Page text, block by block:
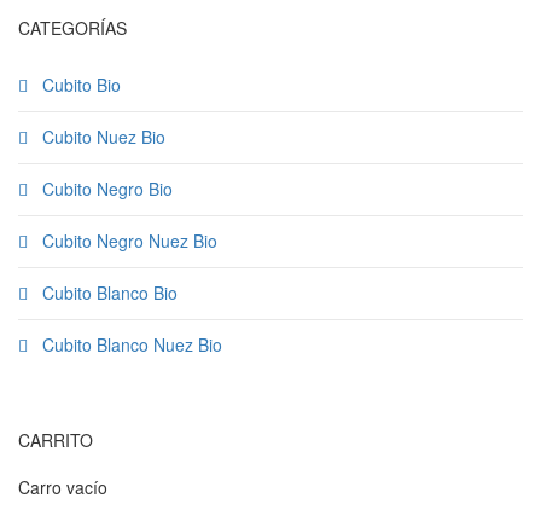
CATEGORÍAS
Cubito Bio
Cubito Nuez Bio
Cubito Negro Bio
Cubito Negro Nuez Bio
Cubito Blanco Bio
Cubito Blanco Nuez Bio
CARRITO
Carro vacío